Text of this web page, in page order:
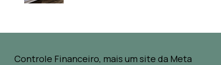
Controle Financeiro, mais um site da Meta